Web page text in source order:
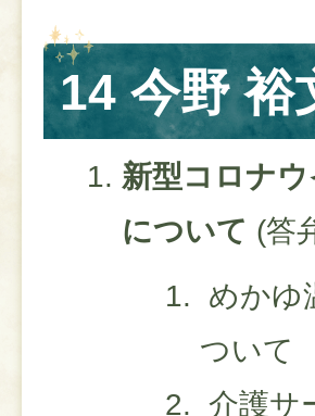
14 今野 裕
新型コロナ
について
(答
めかゆ
ついて
介護サ